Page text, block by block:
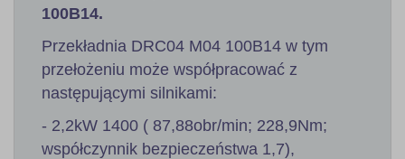
100B14.
Przekładnia DRC04 M04 100B14 w tym
przełożeniu może współpracować z
następującymi silnikami:
- 2,2kW 1400 ( 87,88obr/min; 228,9Nm;
współczynnik bezpieczeństwa 1,7),